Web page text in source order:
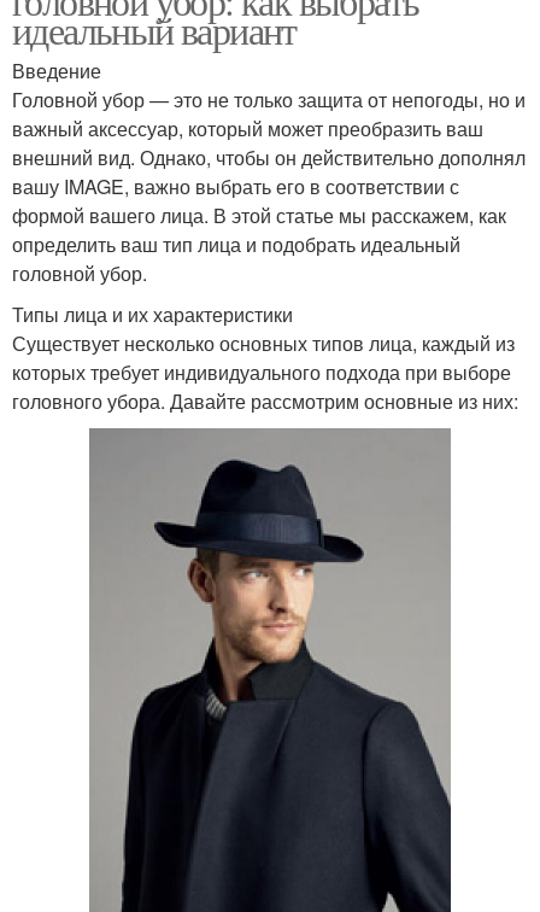
идеальный вариант
Введение
Головной убор — это не только защита от непогоды, но и
важный аксессуар, который может преобразить ваш
внешний вид. Однако, чтобы он действительно дополнял
вашу IMAGE, важно выбрать его в соответствии с
формой вашего лица. В этой статье мы расскажем, как
определить ваш тип лица и подобрать идеальный
головной убор.
Типы лица и их характеристики
Существует несколько основных типов лица, каждый из
которых требует индивидуального подхода при выборе
головного убора. Давайте рассмотрим основные из них: